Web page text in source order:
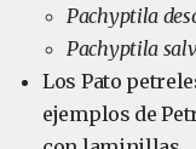
Pachyptila
Pachyptila
Los Pato
ejemplos de